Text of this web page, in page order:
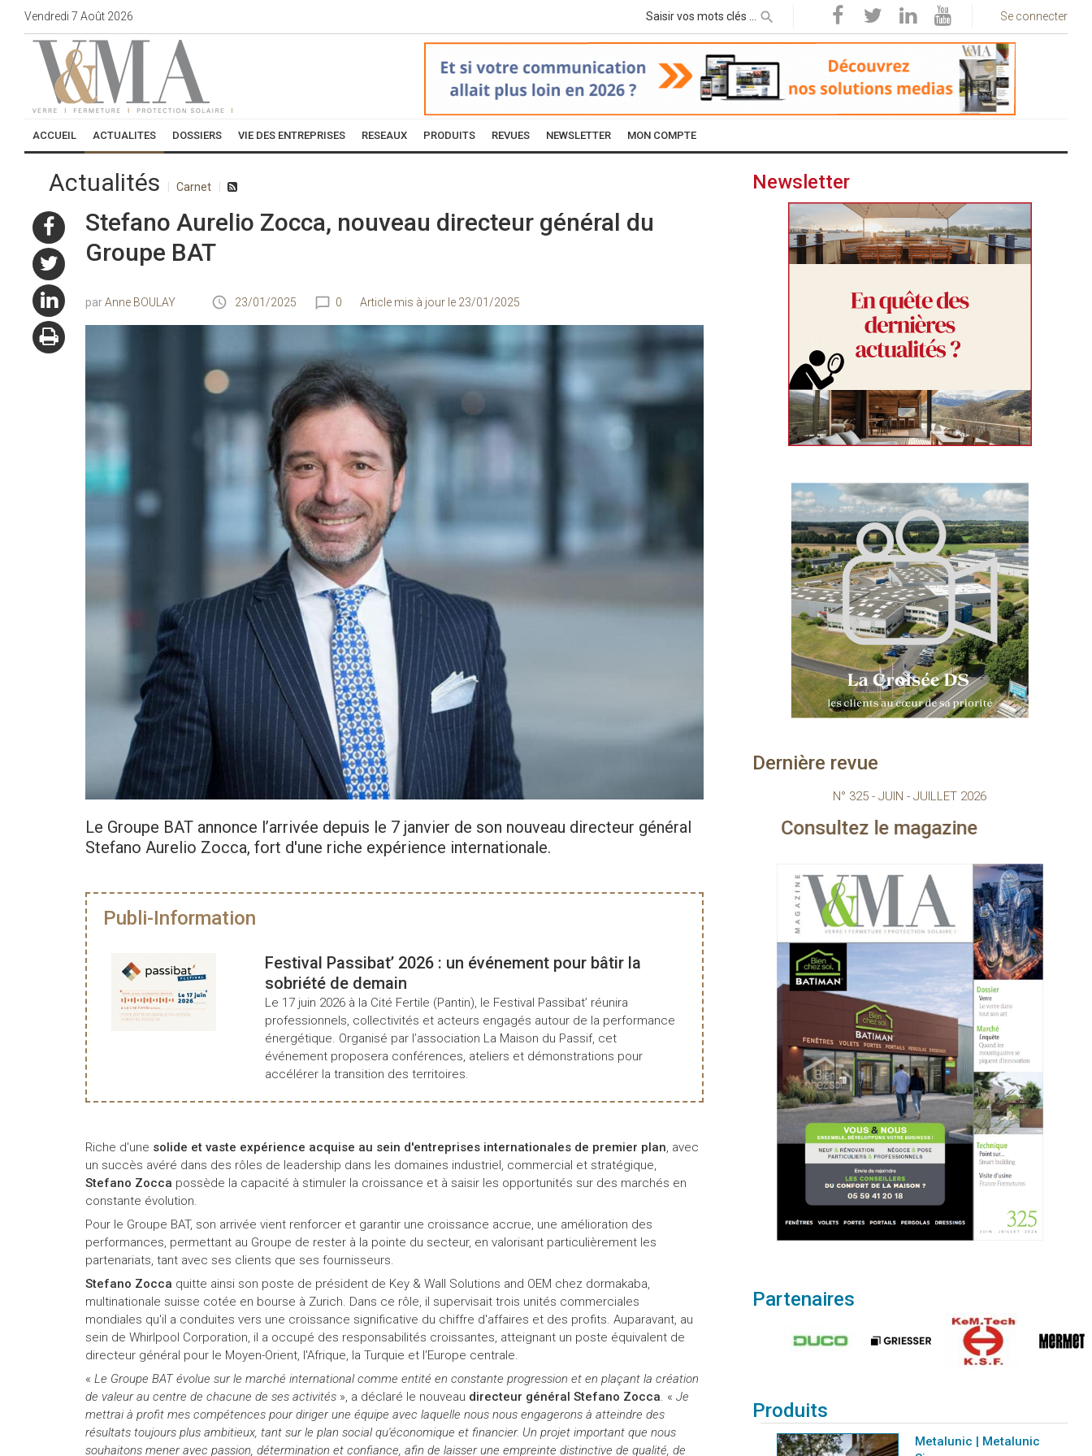
Vendredi 7 Août 2026 Se connecter
ACCUEIL ACTUALITES DOSSIERS VIE DES ENTREPRISES RESEAUX PRODUITS REVUES NEWSLETTER MON COMPTE
Actualités Carnet
Stefano Aurelio Zocca, nouveau directeur général du
Groupe BAT
Anne BOULAY 23/01/2025 0 Article mis à jour le 23/01/2025
Le Groupe BAT annonce l’arrivée depuis le 7 janvier de son nouveau directeur général
Stefano Aurelio Zocca, fort d'une riche expérience internationale.
Publi-Information
Festival Passibat’ 2026 : un événement pour bâtir la
sobriété de demain
Le 17 juin 2026 à la Cité Fertile (Pantin), le Festival Passibat’ réunira
professionnels, collectivités et acteurs engagés autour de la performance
énergétique. Organisé par l’association La Maison du Passif, cet
événement proposera conférences, ateliers et démonstrations pour
accélérer la transition des territoires.
Riche d'une solide et vaste expérience acquise au sein d'entreprises internationales de premier plan, avec
un succès avéré dans des rôles de leadership dans les domaines industriel, commercial et stratégique,
Stefano Zocca possède la capacité à stimuler la croissance et à saisir les opportunités sur des marchés en
constante évolution.
Pour le Groupe BAT, son arrivée vient renforcer et garantir une croissance accrue, une amélioration des
performances, permettant au Groupe de rester à la pointe du secteur, en valorisant particulièrement les
partenariats, tant avec ses clients que ses fournisseurs.
Stefano Zocca quitte ainsi son poste de président de Key & Wall Solutions and OEM chez dormakaba,
multinationale suisse cotée en bourse à Zurich. Dans ce rôle, il supervisait trois unités commerciales
mondiales qu'il a conduites vers une croissance significative du chiffre d'affaires et des profits. Auparavant, au
sein de Whirlpool Corporation, il a occupé des responsabilités croissantes, atteignant un poste équivalent de
directeur général pour le Moyen-Orient, l'Afrique, la Turquie et l'Europe centrale.
« Le Groupe BAT évolue sur le marché international comme entité en constante progression et en plaçant la création
de valeur au centre de chacune de ses activités », a déclaré le nouveau directeur général Stefano Zocca. « Je
mettrai à profit mes compétences pour diriger une équipe avec laquelle nous nous engagerons à atteindre des
résultats toujours plus ambitieux, tant sur le plan social qu'économique et financier. Un projet important que nous
souhaitons mener avec passion, détermination et confiance, afin de laisser une empreinte distinctive de qualité, de
Newsletter
Dernière revue
N° 325 - JUIN - JUILLET 2026
Consultez le magazine
Partenaires
Produits
Metalunic | Metalunic